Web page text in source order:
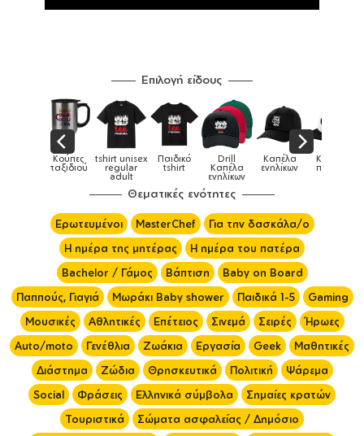
Επιλογή είδους
Drill
Καπέλα
Καπέλα
ενηλίκων
Καπέλα
παιδικά Κούπες Κούπες
ειδικές
Κούπες
χρωματιστές
Θεματικές ενότητες
Ερωτευμένοι MasterChef
Για την δασκάλα/ο
Η ημέρα της μητέρας
Η ημέρα του πατέρα
Bachelor / Γάμος
Βάπτιση
Baby on Board
Παππούς, Γιαγιά
Μωράκι Baby shower Παιδικά 1-5
Gaming
Μουσικές
Αθλητικές Επέτειος Σινεμά Σειρές
Ήρωες
Auto/moto
Γενέθλια Ζωάκια Εργασία Geek
Μαθητικές
Διάστημα
Ζώδια Θρησκευτικά Πολιτική
Ψάρεμα
Social
Φράσεις Ελληνικά σύμβολα
Σημαίες κρατών
Τουριστικά
Σώματα ασφαλείας / Δημόσιο